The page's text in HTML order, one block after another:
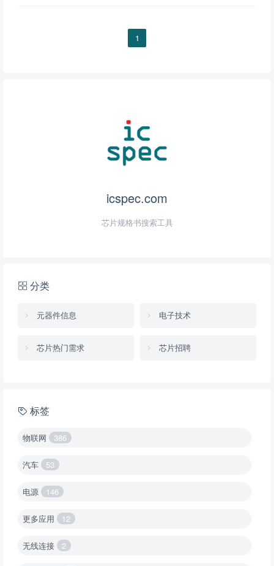
1
icspec.com
芯片规格书搜索工具
分类
元器件信息 电子技术
芯片热门需求 芯片招聘
标签
物联网 386
汽车 53
电源 146
更多应用 12
无线连接 2